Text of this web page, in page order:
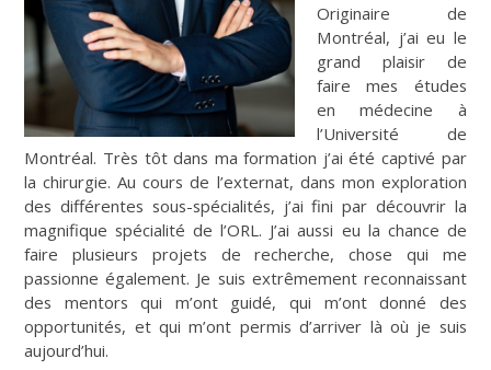
Originaire de
Montréal, j’ai eu le
grand plaisir de
faire mes études
en médecine à
l’Université de
Montréal. Très tôt dans ma formation j’ai été captivé par
la chirurgie. Au cours de l’externat, dans mon exploration
des différentes sous-spécialités, j’ai fini par découvrir la
magnifique spécialité de l’ORL. J’ai aussi eu la chance de
faire plusieurs projets de recherche, chose qui me
passionne également. Je suis extrêmement reconnaissant
des mentors qui m’ont guidé, qui m’ont donné des
opportunités, et qui m’ont permis d’arriver là où je suis
aujourd’hui.